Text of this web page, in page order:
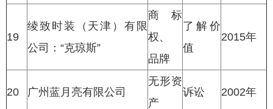
19
绫致时装（天津）有限
公司：“克琼斯”
商标
权、
品牌
了解价
值
2015年
20 广州蓝月亮有限公司
无形资
产
诉讼 2002年